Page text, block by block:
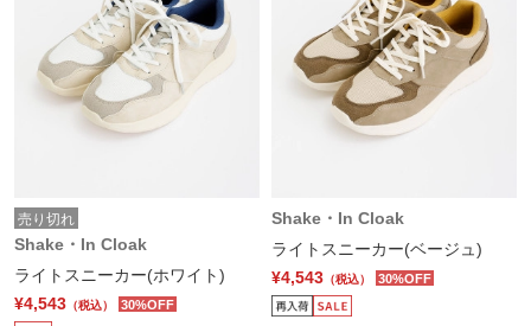
売り切れ
Shake・In Cloak
ライトスニーカー(ホワイト)
¥4,543 （税込） 30%OFF
Shake・In Cloak
ライトスニーカー(ベージュ)
¥4,543 （税込） 30%OFF